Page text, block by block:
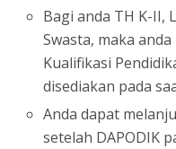
Bagi anda TH K-II,
Swasta, maka
Kualifikasi
disediakan pada
Anda dapat
setelah DAPODIK